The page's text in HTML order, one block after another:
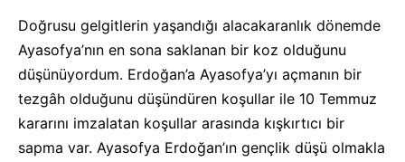
Doğrusu gelgitlerin yaşandığı alacakaranlık dönemde
Ayasofya’nın en sona saklanan bir koz olduğunu
düşünüyordum. Erdoğan’a Ayasofya’yı açmanın bir
tezgâh olduğunu düşündüren koşullar ile 10 Temmuz
kararını imzalatan koşullar arasında kışkırtıcı bir
sapma var. Ayasofya Erdoğan’ın gençlik düşü olmakla